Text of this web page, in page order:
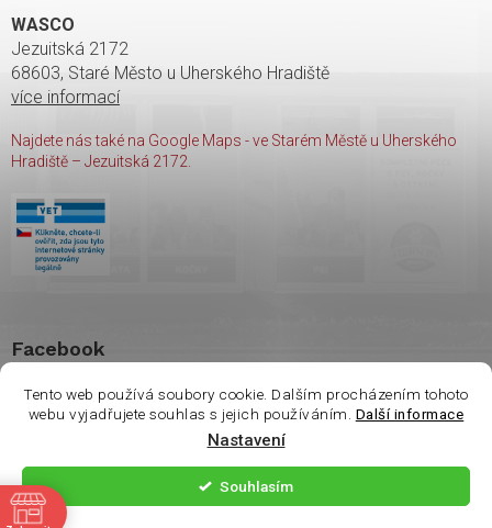
Tento web používá soubory cookie. Dalším procházením tohoto
webu vyjadřujete souhlas s jejich používáním. Další informace
Nastavení
Souhlasím
WASCO
Jezuitská 2172
68603, Staré Město u Uherského Hradiště
více informací
Najdete nás také na Google Maps - ve Starém Městě u Uherského
Hradiště – Jezuitská 2172.
Facebook
Copyright 2026 shop Wasco. Všechna práva vyhrazena.